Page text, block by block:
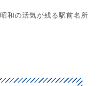
昭和の活気が残る駅前名所